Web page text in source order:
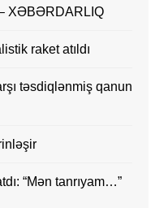
XƏBƏRDARLIQ
raket atıldı
təsdiqlənmiş qanun
“Mən tanrıyam…”